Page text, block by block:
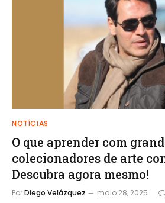
NOTÍCIAS
O que aprender com
colecionadores de arte
Descubra agora mesmo!
PorDiego Velázquez maio 28, 2025